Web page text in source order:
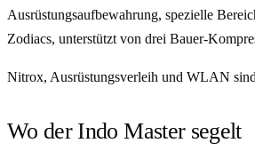
Ausrüstungsaufbewahrung, spezielle
Zodiacs, unterstützt von drei Bauer-
Nitrox, Ausrüstungsverleih und WLAN
Wo der Indo Master segelt